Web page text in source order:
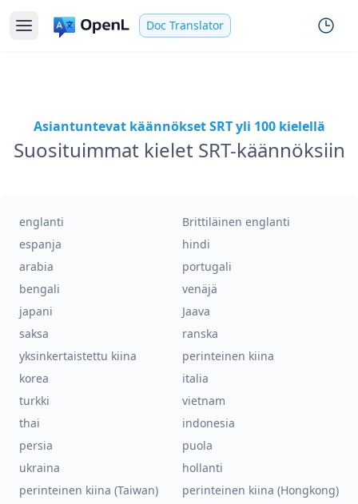
Doc Translator
Asiantuntevat käännökset SRT yli 100 kielellä
Suosituimmat kielet SRT-käännöksiin
englanti
Brittiläinen englanti
espanja
hindi
arabia
portugali
bengali
venäjä
japani
Jaava
saksa
ranska
yksinkertaistettu kiina
perinteinen kiina
korea
italia
turkki
vietnam
thai
indonesia
persia
puola
ukraina
hollanti
perinteinen kiina (Taiwan)
perinteinen kiina (Hongkong)